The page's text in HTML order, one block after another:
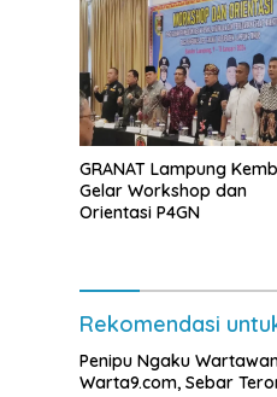
GRANAT Lampung
Gelar Workshop dan
Orientasi P4GN
Rekomendasi
Penipu Ngaku
Warta9.com, Sebar